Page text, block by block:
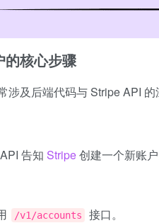
的核心步骤
涉及后端代码与 Stripe API
告知 Stripe创建一个新账
/v1/accounts
接口。